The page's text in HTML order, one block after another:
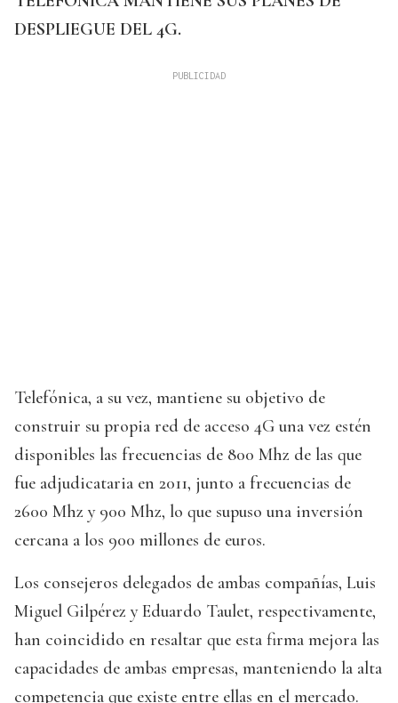
DESPLIEGUE DEL 4G.
Telefónica, a su vez, mantiene su objetivo de
construir su propia red de acceso 4G una vez estén
disponibles las frecuencias de 800 Mhz de las que
fue adjudicataria en 2011, junto a frecuencias de
2600 Mhz y 900 Mhz, lo que supuso una inversión
cercana a los 900 millones de euros.
Los consejeros delegados de ambas compañías, Luis
Miguel Gilpérez y Eduardo Taulet, respectivamente,
han coincidido en resaltar que esta firma mejora las
capacidades de ambas empresas, manteniendo la alta
competencia que existe entre ellas en el mercado.